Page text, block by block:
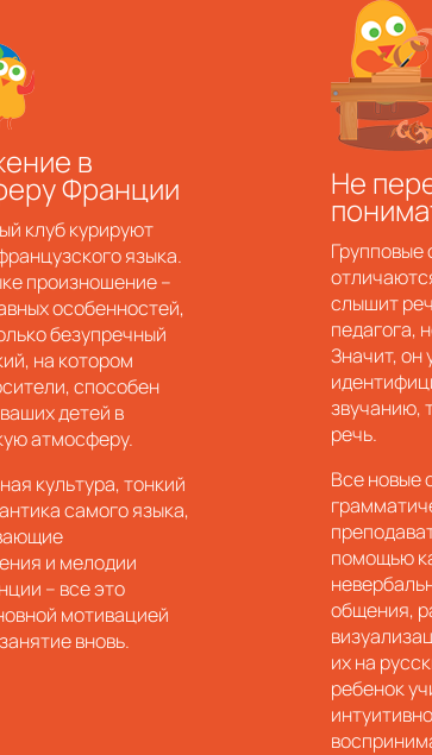
в
Франции
клуб курируют
языка.
произношение –
особенностей,
безупречный
на котором
способен
детей в
атмосферу.
культура, тонкий
самого языка,
и мелодии
– все это
мотивацией
вновь.
Не
слышит
педагога,
Значит, он
звучанию,
речь.
Все новые
помощью
общения,
их на
ребенок